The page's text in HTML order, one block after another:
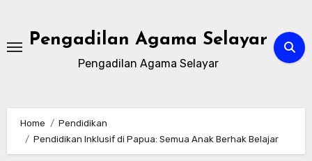
contentPengadilan Agama Selayar
Pengadilan Agama Selayar
Home
Pendidikan
Pendidikan Inklusif di Papua: Semua Anak Berhak Belajar